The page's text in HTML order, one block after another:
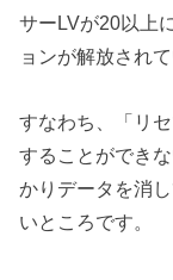
サーLVが20以上
ョンが解放され
すなわち、「 リ
することができ
かりデータを消
いところです。